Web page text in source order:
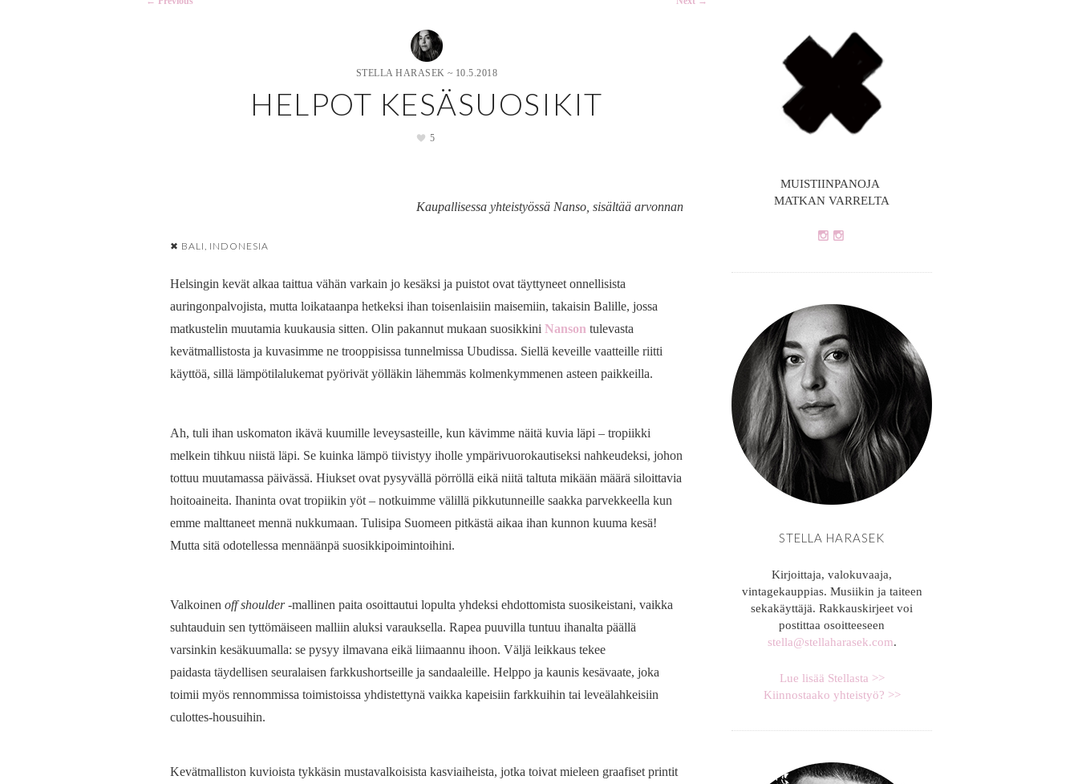
STELLA HARASEK ~ 10.5.2018
HELPOT KESÄSUOSIKIT
5
Kaupallisessa yhteistyössä Nanso, sisältää arvonnan
✖ BALI, INDONESIA
Helsingin kevät alkaa taittua vähän varkain jo kesäksi ja puistot ovat täyttyneet onnellisista
auringonpalvojista, mutta loikataanpa hetkeksi ihan toisenlaisiin maisemiin, takaisin Balille, jossa
matkustelin muutamia kuukausia sitten. Olin pakannut mukaan suosikkini Nanson tulevasta
kevätmallistosta ja kuvasimme ne trooppisissa tunnelmissa Ubudissa. Siellä keveille vaatteille riitti
käyttöä, sillä lämpötilalukemat pyörivät yölläkin lähemmäs kolmenkymmenen asteen paikkeilla.
Ah, tuli ihan uskomaton ikävä kuumille leveysasteille, kun kävimme näitä kuvia läpi – tropiikki
melkein tihkuu niistä läpi. Se kuinka lämpö tiivistyy iholle ympärivuorokautiseksi nahkeudeksi, johon
tottuu muutamassa päivässä. Hiukset ovat pysyvällä pörröllä eikä niitä taltuta mikään määrä siloittavia
hoitoaineita. Ihaninta ovat tropiikin yöt – notkuimme välillä pikkutunneille saakka parvekkeella kun
emme malttaneet mennä nukkumaan. Tulisipa Suomeen pitkästä aikaa ihan kunnon kuuma kesä!
Mutta sitä odotellessa mennäänpä suosikkipoimintoihini.
Valkoinen off shoulder-mallinen paita osoittautui lopulta yhdeksi ehdottomista suosikeistani, vaikka
suhtauduin sen tyttömäiseen malliin aluksi varauksella. Rapea puuvilla tuntuu ihanalta päällä
varsinkin kesäkuumalla: se pysyy ilmavana eikä liimaannu ihoon. Väljä leikkaus tekee
paidasta täydellisen seuralaisen farkkushortseille ja sandaaleille. Helppo ja kaunis kesävaate, joka
toimii myös rennommissa toimistoissa yhdistettynä vaikka kapeisiin farkkuihin tai leveälahkeisiin
culottes-housuihin.
Kevätmalliston kuvioista tykkäsin mustavalkoisista kasviaiheista, jotka toivat mieleen graafiset printit
MUISTIINPANOJA
MATKAN VARRELTA
STELLA HARASEK
Kirjoittaja, valokuvaaja,
vintagekauppias. Musiikin ja taiteen
sekakäyttäjä. Rakkauskirjeet voi
postittaa osoitteeseen
stella@stellaharasek.com.
Lue lisää Stellasta >>
Kiinnostaako yhteistyö? >>